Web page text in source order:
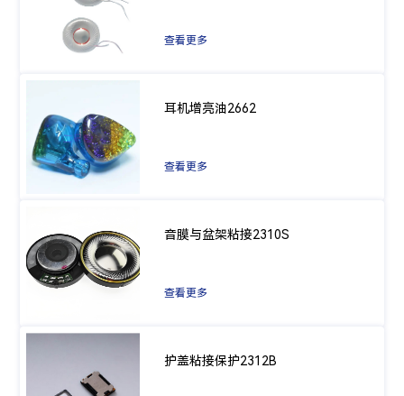
查看更多
耳机增亮油2662
查看更多
音膜与盆架粘接2310S
查看更多
护盖粘接保护2312B